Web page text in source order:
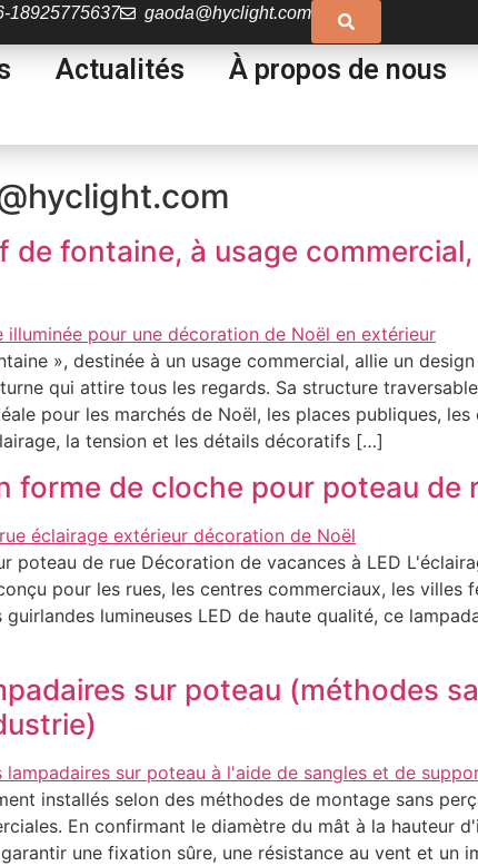
18925775637 gaoda@hyclight.com
Actualités À propos de nous
de fontaine, à usage
», destinée à un usage commercial, allie un
qui attire tous les regards. Sa structure
pour les marchés de Noël, les places publiques,
la tension et les détails décoratifs […]
forme de cloche pour poteau de
poteau de rue Décoration de vacances à LED
pour les rues, les centres commerciaux, les villes
lumineuses LED de haute qualité, ce
sur poteau (méthodes
installés selon des méthodes de montage sans
En confirmant le diamètre du mât à la hauteur
une fixation sûre, une résistance au vent et un